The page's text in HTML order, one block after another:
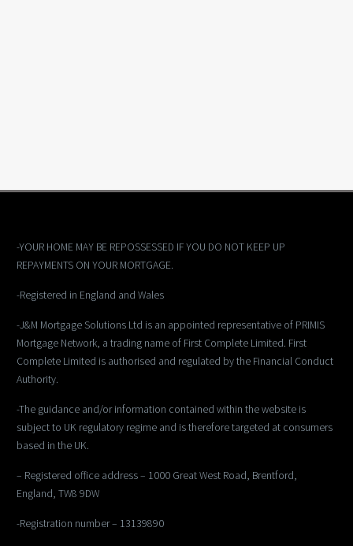
-YOUR HOME MAY BE REPOSSESSED IF YOU DO NOT KEEP UP
REPAYMENTS ON YOUR MORTGAGE.
-Registered in England and Wales
-J&M Mortgage Solutions Ltd is an appointed representative of PRIMIS
Mortgage Network, a trading name of First Complete Limited. First
Complete Limited is authorised and regulated by the Financial Conduct
Authority.
-The guidance and/or information contained within the website is
subject to UK regulatory regime and is therefore targeted at consumers
based in the UK.
– Registered office address – 1000 Great West Road, Brentford,
England, TW8 9DW
-Registration number – 13139890